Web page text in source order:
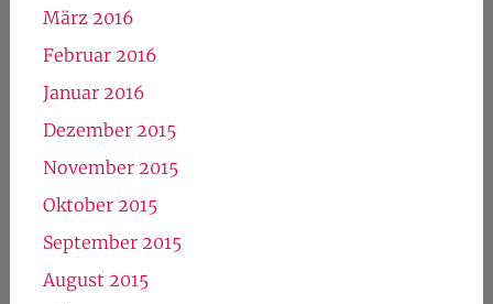
März 2016
Februar 2016
Januar 2016
Dezember 2015
November 2015
Oktober 2015
September 2015
August 2015